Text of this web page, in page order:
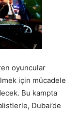
oyuncular
için mücadele
Bu kampta
Dubai’de